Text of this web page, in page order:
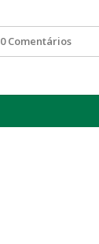
0 Comentários